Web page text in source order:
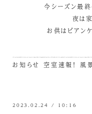
今シーズン最終
夜は
お供はビアン
お知らせ 空室速報！ 風
2023.02.24 / 10:16